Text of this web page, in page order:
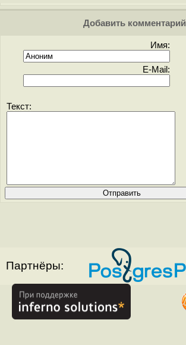
Добавить комментарий
Имя:
E-Mail:
Текст:
Партнёры: